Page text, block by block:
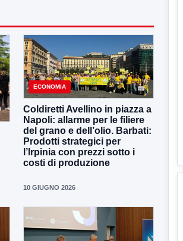
ECONOMIA
Coldiretti Avellino in piazza a
Napoli: allarme per le filiere
del grano e dell’olio. Barbati:
Prodotti strategici per
l’Irpinia con prezzi sotto i
costi di produzione
10 GIUGNO 2026